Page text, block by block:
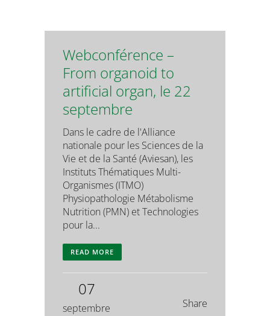
Webconférence –
From organoid to
artificial organ, le 22
septembre
Dans le cadre de l'Alliance
nationale pour les Sciences de la
Vie et de la Santé (Aviesan), les
Instituts Thématiques Multi-
Organismes (ITMO)
Physiopathologie Métabolisme
Nutrition (PMN) et Technologies
pour la...
READ MORE
07
septembre Share